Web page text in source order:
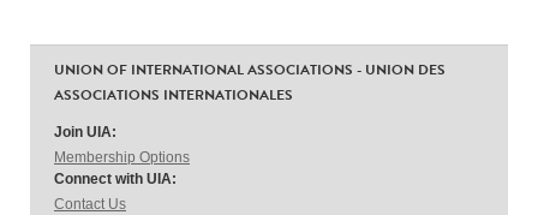
UNION OF INTERNATIONAL ASSOCIATIONS - UNION DES
ASSOCIATIONS INTERNATIONALES
Join UIA:
Membership Options
Connect with UIA:
Contact Us